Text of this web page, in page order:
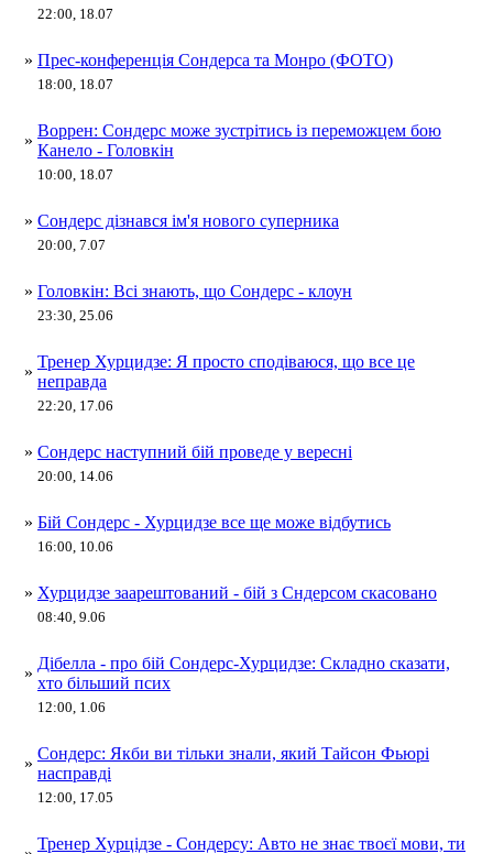
22:00, 18.07
» Прес-конференція Сондерса та Монро (ФОТО)
18:00, 18.07
»
Воррен: Сондерс може зустрітись із переможцем бою
Канело - Головкін
10:00, 18.07
» Сондерс дізнався ім'я нового суперника
20:00, 7.07
» Головкін: Всі знають, що Сондерс - клоун
23:30, 25.06
»
Тренер Хурцидзе: Я просто сподіваюся, що все це
неправда
22:20, 17.06
» Сондерс наступний бій проведе у вересні
20:00, 14.06
» Бій Сондерс - Хурцидзе все ще може відбутись
16:00, 10.06
» Хурцидзе заарештований - бій з Сндерсом скасовано
08:40, 9.06
»
Дібелла - про бій Сондерс-Хурцидзе: Складно сказати,
хто більший псих
12:00, 1.06
»
Сондерс: Якби ви тільки знали, який Тайсон Фьюрі
насправді
12:00, 17.05
Тренер Хурцідзе - Сондерсу: Авто не знає твоєї мови, ти